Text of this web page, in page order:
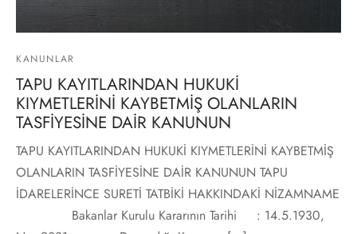
KANUNLAR
TAPU KAYITLARINDAN HUKUKİ
KIYMETLERİNİ KAYBETMİŞ OLANLARIN
TASFİYESİNE DAİR KANUNUN
TAPU KAYITLARINDAN HUKUKİ KIYMETLERİNİ KAYBETMİŞ
OLANLARIN TASFİYESİNE DAİR KANUNUN TAPU
İDARELERİNCE SURETİ TATBİKİ HAKKINDAKİ NİZAMNAME
Bakanlar Kurulu Kararının Tarihi : 14.5.1930,